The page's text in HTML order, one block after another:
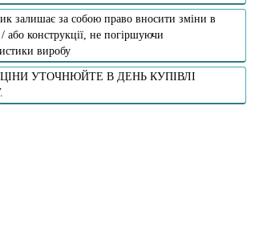
залишає за собою право вносити зміни в
або конструкції, не погіршуючи
виробу
УТОЧНЮЙТЕ В ДЕНЬ КУПІВЛІ